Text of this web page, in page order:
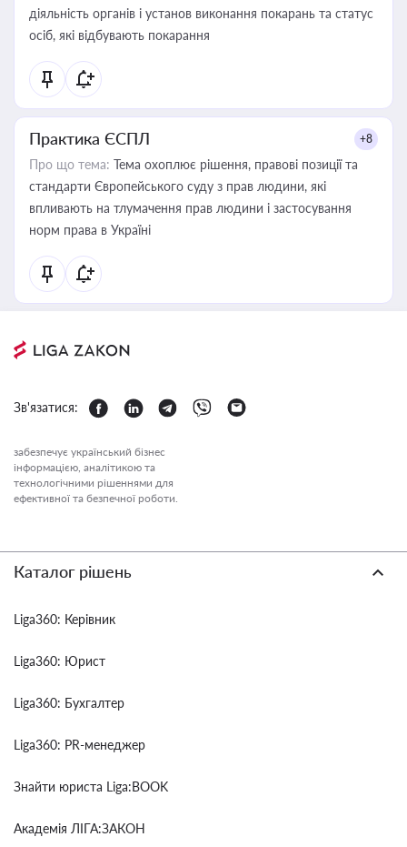
діяльність органів і установ виконання покарань та статус
осіб, які відбувають покарання
Практика ЄСПЛ +8
Про що тема: Тема охоплює рішення, правові позиції та
стандарти Європейського суду з прав людини, які
впливають на тлумачення прав людини і застосування
норм права в Україні
Зв'язатися:
забезпечує український бізнес
інформацією, аналітикою та
технологічними рішеннями для
ефективної та безпечної роботи.
Каталог рішень
Liga360: Керівник
Liga360: Юрист
Liga360: Бухгалтер
Liga360: PR-менеджер
Знайти юриста Liga:BOOK
Академія ЛІГА:ЗАКОН